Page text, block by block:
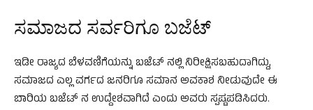
ಸಮಾಜದ ಸರ್ವರಿಗೂ ಬಜೆಟ್
ಇಡೀ ರಾಜ್ಯದ ಬೆಳವಣಿಗೆಯನ್ನು ಬಜೆಟ್ ನಲ್ಲಿ ನಿರೀಕ್ಷಿಸಬಹುದಾಗಿದ್ದು,
ಸಮಾಜದ ಎಲ್ಲ ವರ್ಗದ ಜನರಿಗೂ ಸಮಾನ ಅವಕಾಶ ನೀಡುವುದೇ ಈ
ಬಾರಿಯ ಬಜೆಟ್ ನ ಉದ್ದೇಶವಾಗಿದೆ ಎಂದು ಅವರು ಸ್ಪಷ್ಟಪಡಿಸಿದರು.